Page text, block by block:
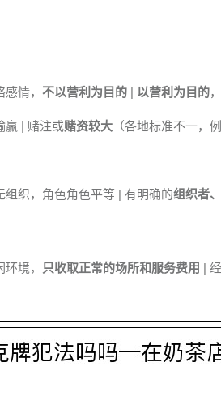
情， 不以营利为目的 | 以营利为目的
赢 | 赌注或赌资较大 （各地标准不一，
组织，角色角色平等 | 有明确的组织者
境， 只收取正常的场所和服务费用 |